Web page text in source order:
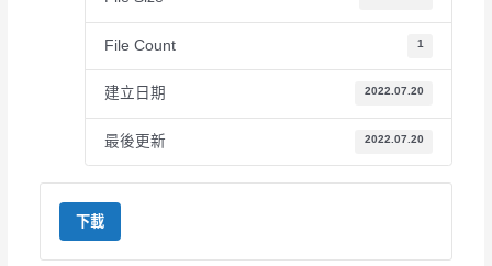
File Count 1
建立日期 2022.07.20
最後更新 2022.07.20
下載